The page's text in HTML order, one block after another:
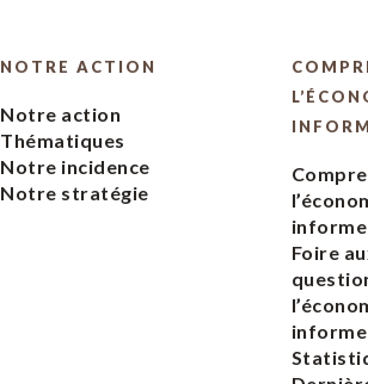
NOTRE ACTION
Notre action
Thématiques
Notre incidence
Notre stratégie
Foire